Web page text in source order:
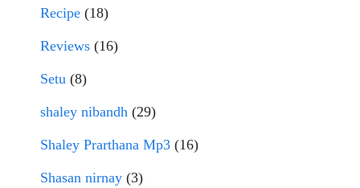
Recipe (18)
Reviews (16)
Setu (8)
shaley nibandh (29)
Shaley Prarthana Mp3 (16)
Shasan nirnay (3)